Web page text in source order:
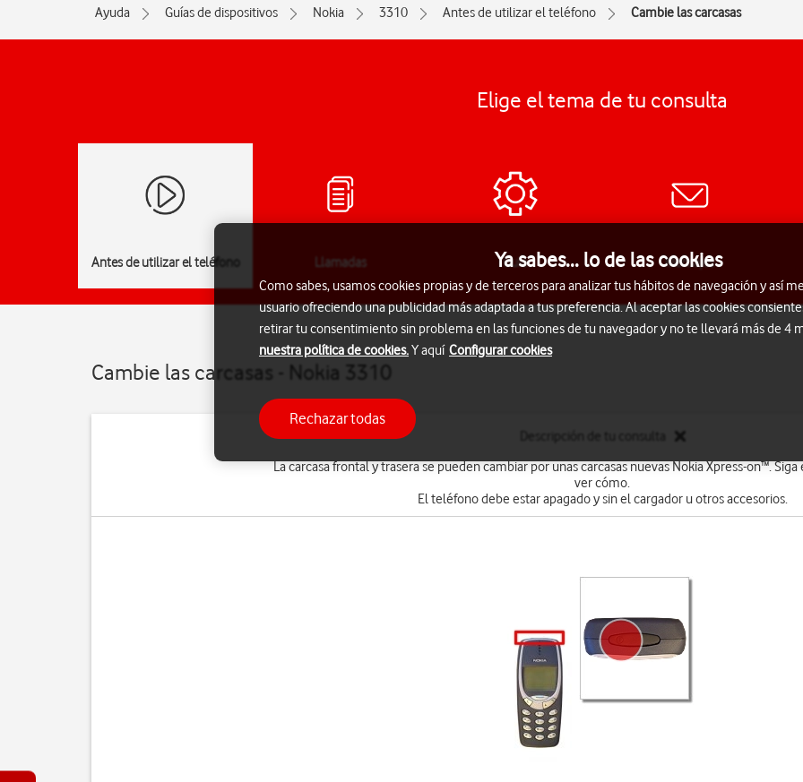
Ayuda Guías de dispositivos Nokia 3310 Antes de utilizar el teléfono Cambie las carcasas
Elige el tema de tu consulta
Antes de utilizar el teléfono Llamadas Guía Mensajes
Cambie las carcasas - Nokia 3310
La carcasa frontal y trasera se pueden cambiar por unas carcasas nuevas Nokia Xpress-on™.
ver cómo.
El teléfono debe estar apagado y sin el cargador u otros accesorios.
Ya sabes... lo de las cookies
Como sabes, usamos cookies propias y de terceros para analizar tus hábitos de navegación y así
usuario ofreciendo una publicidad más adaptada a tus preferencia. Al aceptar las cookies
retirar tu consentimiento sin problema en las funciones de tu navegador y no te llevará más de 4
nuestra política de cookies.Y aquí Configurar cookies
Rechazar todas